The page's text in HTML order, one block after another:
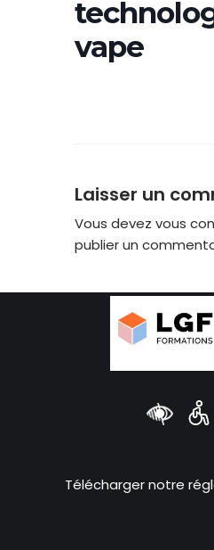
vape
Laisser un
Vous devez vous
publier un
Télécharger notre